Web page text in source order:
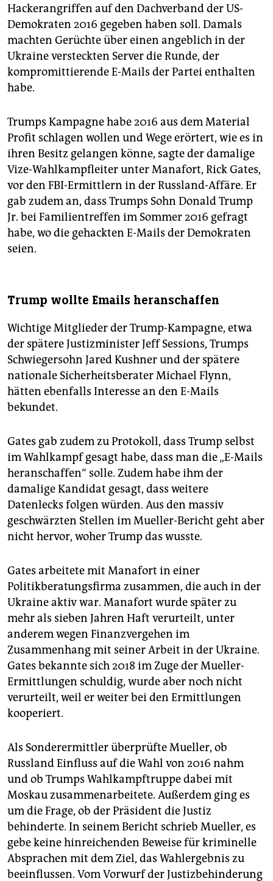
Hackerangriffen auf den Dachverband der US-
Demokraten 2016 gegeben haben soll. Damals
machten Gerüchte über einen angeblich in der
Ukraine versteckten Server die Runde, der
kompromittierende E-Mails der Partei enthalten
habe.
Trumps Kampagne habe 2016 aus dem Material
Profit schlagen wollen und Wege erörtert, wie es in
ihren Besitz gelangen könne, sagte der damalige
Vize-Wahlkampfleiter unter Manafort, Rick Gates,
vor den FBI-Ermittlern in der Russland-Affäre. Er
gab zudem an, dass Trumps Sohn Donald Trump
Jr. bei Familientreffen im Sommer 2016 gefragt
habe, wo die gehackten E-Mails der Demokraten
seien.
Trump wollte Emails heranschaffen
Wichtige Mitglieder der Trump-Kampagne, etwa
der spätere Justizminister Jeff Sessions, Trumps
Schwiegersohn Jared Kushner und der spätere
nationale Sicherheitsberater Michael Flynn,
hätten ebenfalls Interesse an den E-Mails
bekundet.
Gates gab zudem zu Protokoll, dass Trump selbst
im Wahlkampf gesagt habe, dass man die „E-Mails
heranschaffen“ solle. Zudem habe ihm der
damalige Kandidat gesagt, dass weitere
Datenlecks folgen würden. Aus den massiv
geschwärzten Stellen im Mueller-Bericht geht aber
nicht hervor, woher Trump das wusste.
Gates arbeitete mit Manafort in einer
Politikberatungsfirma zusammen, die auch in der
Ukraine aktiv war. Manafort wurde später zu
mehr als sieben Jahren Haft verurteilt, unter
anderem wegen Finanzvergehen im
Zusammenhang mit seiner Arbeit in der Ukraine.
Gates bekannte sich 2018 im Zuge der Mueller-
Ermittlungen schuldig, wurde aber noch nicht
verurteilt, weil er weiter bei den Ermittlungen
kooperiert.
Als Sonderermittler überprüfte Mueller, ob
Russland Einfluss auf die Wahl von 2016 nahm
und ob Trumps Wahlkampftruppe dabei mit
Moskau zusammenarbeitete. Außerdem ging es
um die Frage, ob der Präsident die Justiz
behinderte. In seinem Bericht schrieb Mueller, es
gebe keine hinreichenden Beweise für kriminelle
Absprachen mit dem Ziel, das Wahlergebnis zu
beeinflussen. Vom Vorwurf der Justizbehinderung